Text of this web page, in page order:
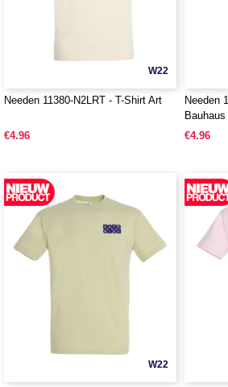
W22
Needen 11380-N2LRT - T-Shirt Art
€4.96
Needen
Bauhaus
€4.96
W22